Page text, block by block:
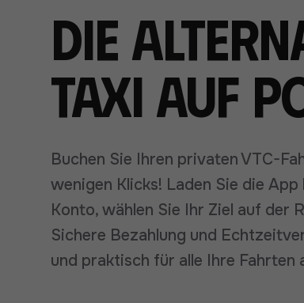
Die
Taxi auf
Buchen Sie Ihren privaten VTC-
wenigen Klicks! Laden Sie die
Konto, wählen Sie Ihr Ziel auf der
Sichere Bezahlung und
und praktisch für alle Ihre Fahrten